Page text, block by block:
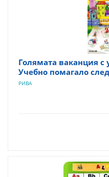
Голямата ваканция с
Учебно помагало
РИВА